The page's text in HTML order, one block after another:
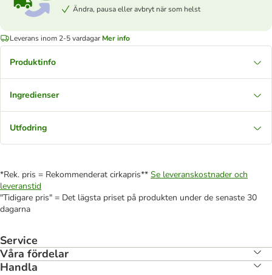
Ändra, pausa eller avbryt när som helst
Leverans inom 2-5 vardagar Mer info
Produktinfo
Ingredienser
Utfodring
*Rek. pris = Rekommenderat cirkapris** Se leveranskostnader och
leveranstid
"Tidigare pris" = Det lägsta priset på produkten under de senaste 30
dagarna
Service
Våra fördelar
Handla